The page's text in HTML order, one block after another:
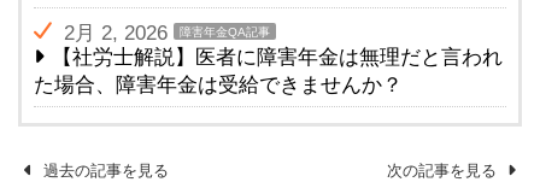
2月 2, 2026 障害年金QA記事
【社労士解説】医者に障害年金は無理だと言われ
た場合、障害年金は受給できませんか？
過去の記事を見る 次の記事を見る